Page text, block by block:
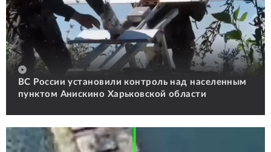
ВС России установили контроль над населенным
пунктом Анискино Харьковской области